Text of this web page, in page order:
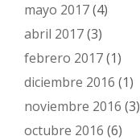
mayo 2017(4)
abril 2017(3)
febrero 2017(1)
diciembre 2016 (1)
noviembre 2016 (3)
octubre 2016 (6)